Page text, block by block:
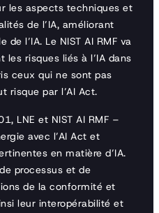
les aspects techniques et
de l’IA, améliorant
l’IA. Le NIST AI RMF va
les risques liés à l’IA dans
ceux qui ne sont pas
risque par l’AI Act.
LNE et NIST AI RMF –
avec l’AI Act et
en matière d’IA.
processus et de
de la conformité et
leur interopérabilité et